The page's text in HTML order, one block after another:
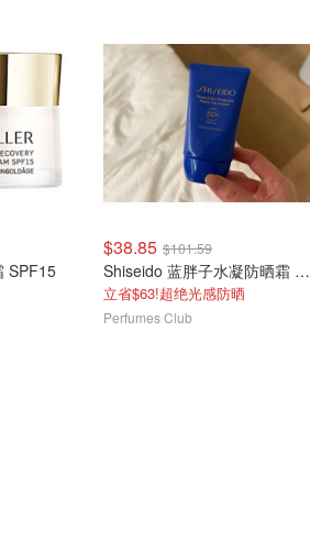
SPF15
$38.85 $101.59
Shiseido 蓝胖子水凝防晒霜 SPF50+
立省$63!超绝光感防晒
Perfumes Club